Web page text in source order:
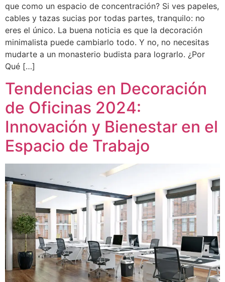
que como un espacio de concentración? Si ves papeles,
cables y tazas sucias por todas partes, tranquilo: no
eres el único. La buena noticia es que la decoración
minimalista puede cambiarlo todo. Y no, no necesitas
mudarte a un monasterio budista para lograrlo. ¿Por
Qué […]
Tendencias en Decoración
de Oficinas 2024:
Innovación y Bienestar en el
Espacio de Trabajo